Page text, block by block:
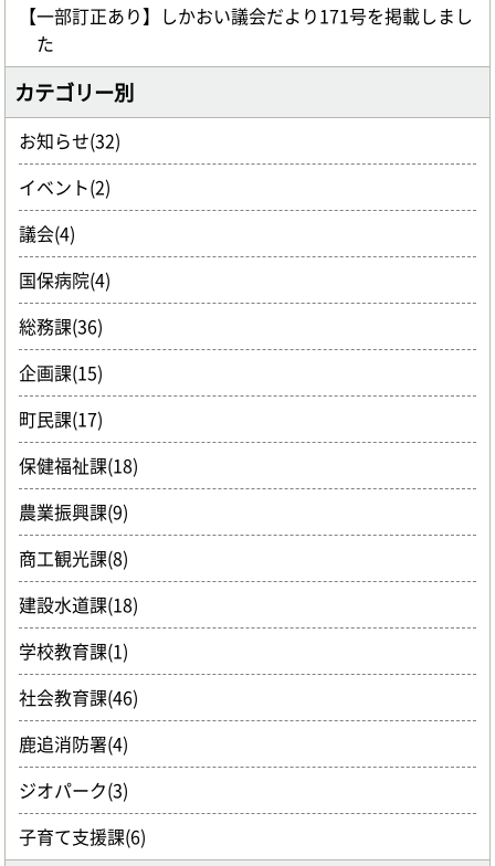
【一部訂正あり】しかおい議会だより171号を掲載しまし
た
カテゴリー別
お知らせ(32)
イベント(2)
議会(4)
国保病院(4)
総務課(36)
企画課(15)
町民課(17)
保健福祉課(18)
農業振興課(9)
商工観光課(8)
建設水道課(18)
学校教育課(1)
社会教育課(46)
鹿追消防署(4)
ジオパーク(3)
子育て支援課(6)